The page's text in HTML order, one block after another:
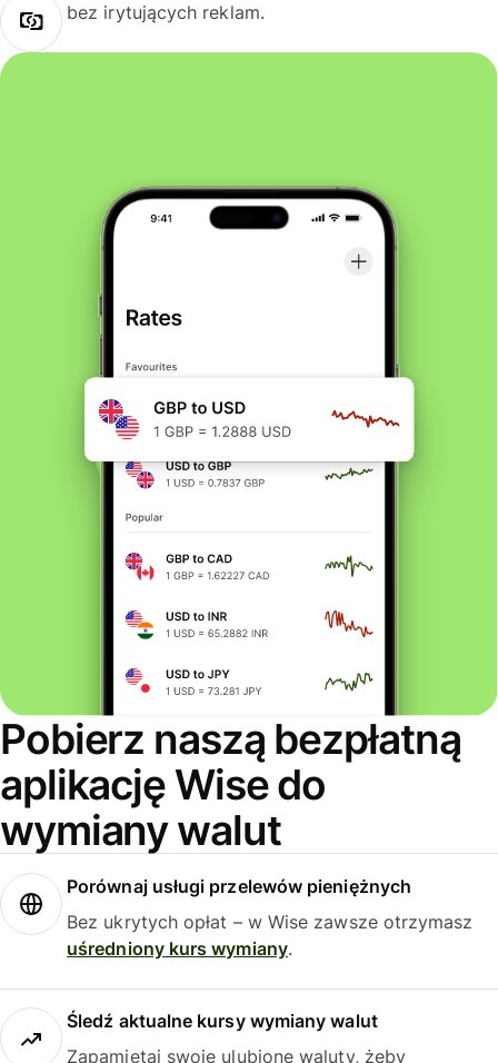
bez irytujących reklam.
Pobierz naszą bezpłatną
aplikację Wise do
wymiany walut
Porównaj usługi przelewów pieniężnych
Bez ukrytych opłat – w Wise zawsze otrzymasz
uśredniony kurs wymiany.
Śledź aktualne kursy wymiany walut
Zapamiętaj swoje ulubione waluty, żeby